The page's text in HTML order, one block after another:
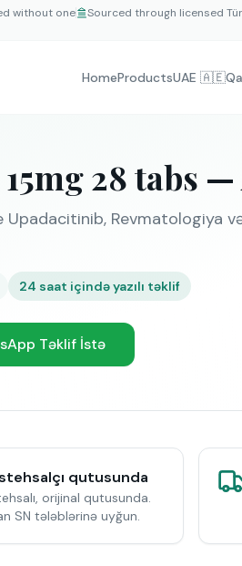
without one Sourced through licensed
HomeProductsUAE 🇦🇪
28 tabs
Revmatologiya
24 saat içində yazılı təklif
Təklif İstə
qutusunda
orijinal qutusunda.
SN tələblərinə uyğun.